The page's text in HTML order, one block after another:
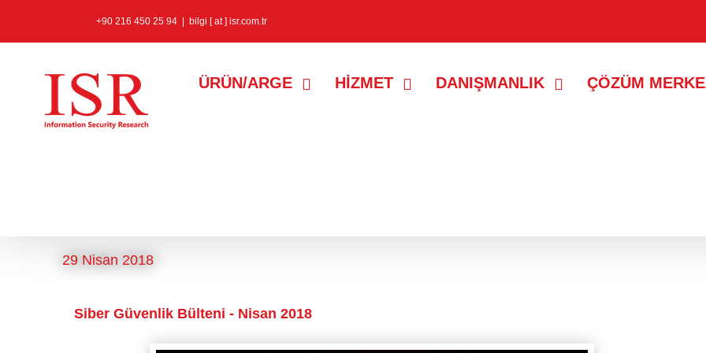
+90 216 450 25 94 bilgi [ at ] isr.com.tr
ÜRÜN/ARGE HİZMET DANIŞMANLIK ÇÖZÜM
29 Nisan 2018
Siber Güvenlik Bülteni - Nisan 2018